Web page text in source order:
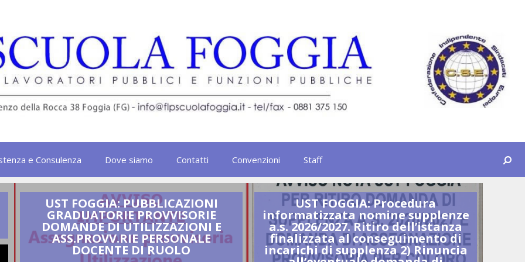
e Consulenza Dove siamo Contatti Convenzioni Staff Cerca
UST FOGGIA: PUBBLICAZIONI
GRADUATORIE PROVVISORIE
DOMANDE DI UTILIZZAZIONI E
ASS.PROVV.RIE PERSONALE
DOCENTE DI RUOLO
UST FOGGIA: Procedura
informatizzata nomine supplenze
a.s. 2026/2027. Ritiro dell’istanza
finalizzata al conseguimento di
incarichi di supplenza 2) Rinuncia